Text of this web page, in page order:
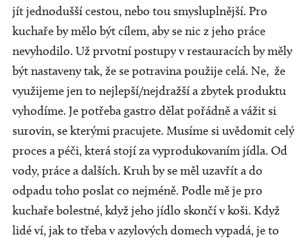
jít jednodušší cestou, nebo tou smysluplnější. Pro
kuchaře by mělo být cílem, aby se nic z jeho práce
nevyhodilo. Už prvotní postupy v restauracích by měly
být nastaveny tak, že se potravina použije celá. Ne, že
využijeme jen to nejlepší/nejdražší a zbytek produktu
vyhodíme. Je potřeba gastro dělat pořádně a vážit si
surovin, se kterými pracujete. Musíme si uvědomit celý
proces a péči, která stojí za vyprodukovaním jídla. Od
vody, práce a dalších. Kruh by se měl uzavřít a do
odpadu toho poslat co nejméně. Podle mě je pro
kuchaře bolestné, když jeho jídlo skončí v koši. Když
lidé ví, jak to třeba v azylových domech vypadá, je to